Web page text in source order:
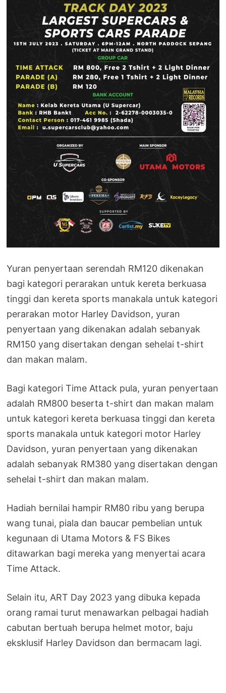
Yuran penyertaan serendah RM120 dikenakan
bagi kategori perarakan untuk kereta berkuasa
tinggi dan kereta sports manakala untuk kategori
perarakan motor Harley Davidson, yuran
penyertaan yang dikenakan adalah sebanyak
RM150 yang disertakan dengan sehelai t-shirt
dan makan malam.
Bagi kategori Time Attack pula, yuran penyertaan
adalah RM800 beserta t-shirt dan makan malam
untuk kategori kereta berkuasa tinggi dan kereta
sports manakala untuk kategori motor Harley
Davidson, yuran penyertaan yang dikenakan
adalah sebanyak RM380 yang disertakan dengan
sehelai t-shirt dan makan malam.
Hadiah bernilai hampir RM80 ribu yang berupa
wang tunai, piala dan baucar pembelian untuk
kegunaan di Utama Motors & FS Bikes
ditawarkan bagi mereka yang menyertai acara
Time Attack.
Selain itu, ART Day 2023 yang dibuka kepada
orang ramai turut menawarkan pelbagai hadiah
cabutan bertuah berupa helmet motor, baju
eksklusif Harley Davidson dan bermacam lagi.